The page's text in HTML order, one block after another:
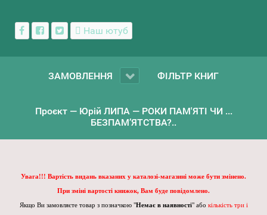
Наш ютуб
ЗАМОВЛЕННЯ ФІЛЬТР КНИГ
Проєкт — Юрій ЛИПА — РОКИ ПАМ'ЯТІ ЧИ ...
БЕЗПАМ’ЯТСТВА?..
Увага!!! Вартість видань вказаних у каталозі-магазині може бути змінено.
При зміні вартості книжок, Вам буде повідомлено.
Якщо Ви замовляєте товар з позначкою "Немає в наявності" або кількість три і